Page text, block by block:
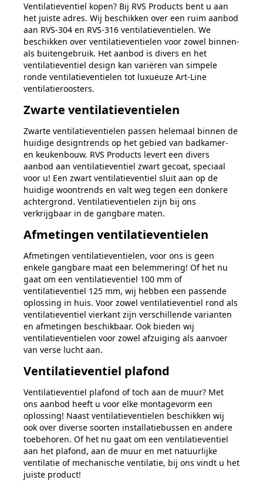
Ventilatieventiel kopen? Bij RVS Products bent u aan
het juiste adres. Wij beschikken over een ruim aanbod
aan RVS-304 en RVS-316 ventilatieventielen. We
beschikken over ventilatieventielen voor zowel binnen-
als buitengebruik. Het aanbod is divers en het
ventilatieventiel design kan variëren van simpele
ronde ventilatieventielen tot luxueuze Art-Line
ventilatieroosters.
Zwarte ventilatieventielen
Zwarte ventilatieventielen passen helemaal binnen de
huidige designtrends op het gebied van badkamer-
en keukenbouw. RVS Products levert een divers
aanbod aan ventilatieventiel zwart gecoat, speciaal
voor u! Een zwart ventilatieventiel sluit aan op de
huidige woontrends en valt weg tegen een donkere
achtergrond. Ventilatieventielen zijn bij ons
verkrijgbaar in de gangbare maten.
Afmetingen ventilatieventielen
Afmetingen ventilatieventielen, voor ons is geen
enkele gangbare maat een belemmering! Of het nu
gaat om een ventilatieventiel 100 mm of
ventilatieventiel 125 mm, wij hebben een passende
oplossing in huis. Voor zowel ventilatieventiel rond als
ventilatieventiel vierkant zijn verschillende varianten
en afmetingen beschikbaar. Ook bieden wij
ventilatieventielen voor zowel afzuiging als aanvoer
van verse lucht aan.
Ventilatieventiel plafond
Ventilatieventiel plafond of toch aan de muur? Met
ons aanbod heeft u voor elke montagevorm een
oplossing! Naast ventilatieventielen beschikken wij
ook over diverse soorten installatiebussen en andere
toebehoren. Of het nu gaat om een ventilatieventiel
aan het plafond, aan de muur en met natuurlijke
ventilatie of mechanische ventilatie, bij ons vindt u het
juiste product!